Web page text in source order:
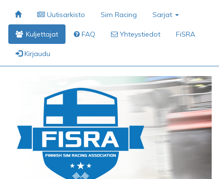
Uutisarkisto Sim Racing Sarjat
Kuljettajat FAQ Yhteystiedot FiSRA
Kirjaudu